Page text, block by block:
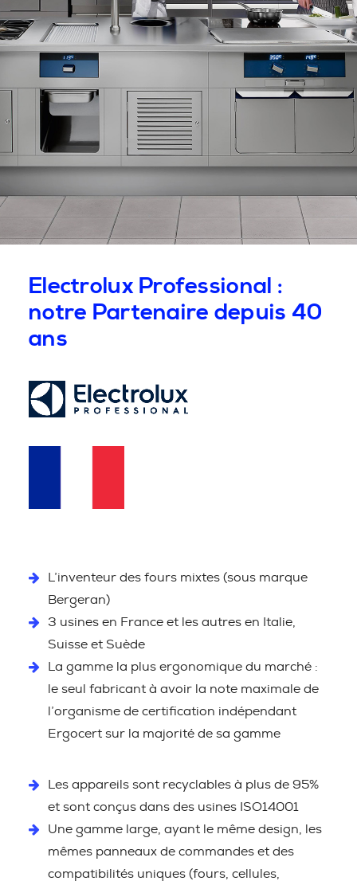
Electrolux Professional :
notre Partenaire depuis 40
ans
L’inventeur des fours mixtes (sous marque
Bergeran)
3 usines en France et les autres en Italie,
Suisse et Suède
La gamme la plus ergonomique du marché :
le seul fabricant à avoir la note maximale de
l’organisme de certification indépendant
Ergocert sur la majorité de sa gamme
Les appareils sont recyclables à plus de 95%
et sont conçus dans des usines ISO14001
Une gamme large, ayant le même design, les
mêmes panneaux de commandes et des
compatibilités uniques (fours, cellules,